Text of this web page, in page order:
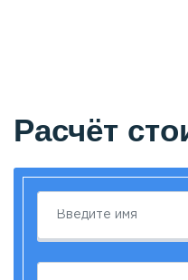
Расчёт